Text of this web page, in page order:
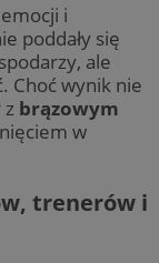
emocji i
poddały się
ale
Choć wynik nie
z brązowym
w
trenerów i